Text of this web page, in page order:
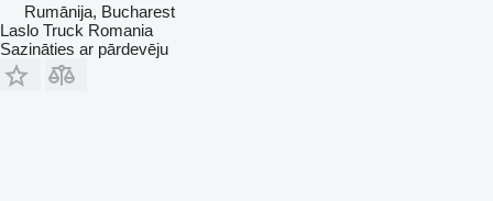
Rumānija, Bucharest
Laslo Truck Romania
Sazināties ar pārdevēju